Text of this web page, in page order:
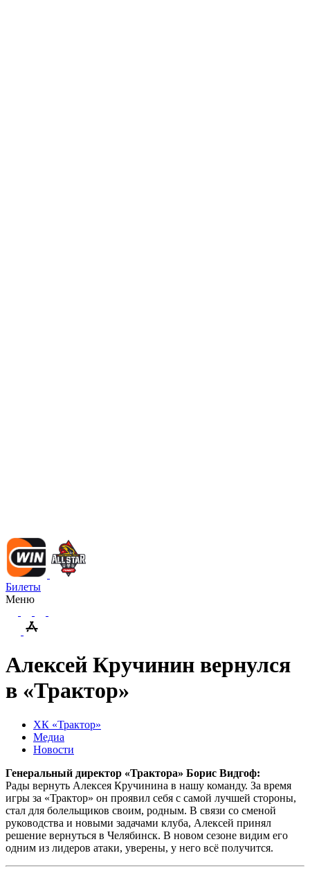
Билеты
Меню
Алексей Кручинин вернулся
в «Трактор»
ХК «Трактор»
Медиа
Новости
Генеральный директор «Трактора» Борис Видгоф:
Рады вернуть Алексея Кручинина в нашу команду. За время
игры за «Трактор» он проявил себя с самой лучшей стороны,
стал для болельщиков своим, родным. В связи со сменой
руководства и новыми задачами клуба, Алексей принял
решение вернуться в Челябинск. В новом сезоне видим его
одним из лидеров атаки, уверены, у него всё получится.